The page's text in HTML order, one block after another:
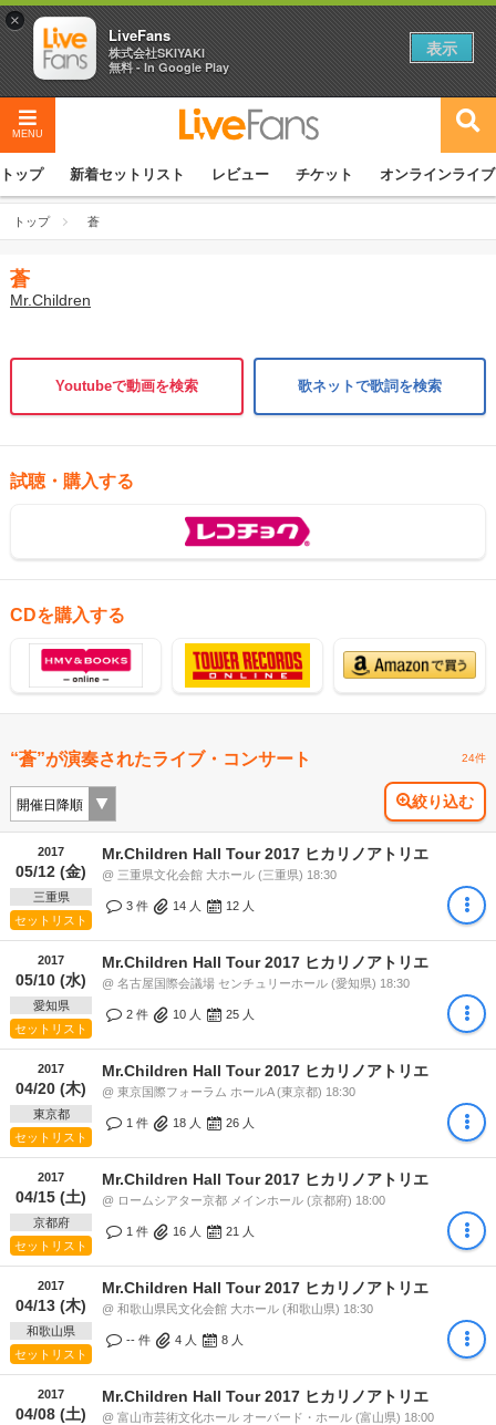
MENU
トップ 新着セットリスト レビュー チケット オンラインライブ
トップ 蒼
蒼
Mr.Children
Youtubeで動画を検索 歌ネットで歌詞を検索
試聴・購入する
CDを購入する
“蒼”が演奏されたライブ・コンサート 24件
絞り込む
2017
05/12 (金)
三重県
セットリスト
Mr.Children Hall Tour 2017 ヒカリノアトリエ
@ 三重県文化会館 大ホール (三重県) 18:30
3 件 14 人 12 人
2017
05/10 (水)
愛知県
セットリスト
Mr.Children Hall Tour 2017 ヒカリノアトリエ
@ 名古屋国際会議場 センチュリーホール (愛知県) 18:30
2 件 10 人 25 人
2017
04/20 (木)
東京都
セットリスト
Mr.Children Hall Tour 2017 ヒカリノアトリエ
@ 東京国際フォーラム ホールA (東京都) 18:30
1 件 18 人 26 人
2017
04/15 (土)
京都府
セットリスト
Mr.Children Hall Tour 2017 ヒカリノアトリエ
@ ロームシアター京都 メインホール (京都府) 18:00
1 件 16 人 21 人
2017
04/13 (木)
和歌山県
セットリスト
Mr.Children Hall Tour 2017 ヒカリノアトリエ
@ 和歌山県民文化会館 大ホール (和歌山県) 18:30
-- 件 4 人 8 人
2017
04/08 (土)
Mr.Children Hall Tour 2017 ヒカリノアトリエ
@ 富山市芸術文化ホール オーバード・ホール (富山県) 18:00
×
LiveFans
株式会社SKIYAKI
無料 - In Google Play
表示